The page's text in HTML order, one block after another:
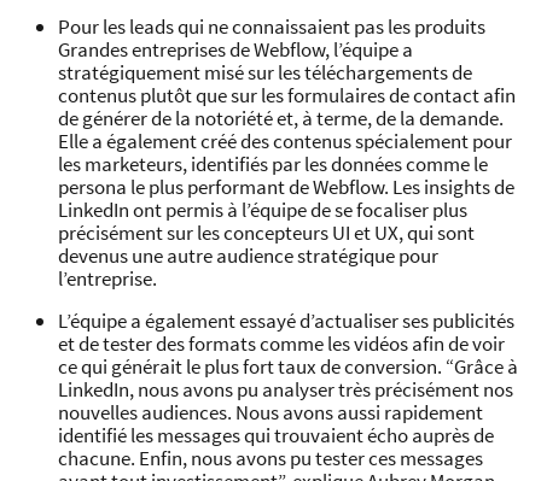
Pour les leads qui ne connaissaient pas les produits
Grandes entreprises de Webflow, l’équipe a
stratégiquement misé sur les téléchargements de
contenus plutôt que sur les formulaires de contact afin
de générer de la notoriété et, à terme, de la demande.
Elle a également créé des contenus spécialement pour
les marketeurs, identifiés par les données comme le
persona le plus performant de Webflow. Les insights de
LinkedIn ont permis à l’équipe de se focaliser plus
précisément sur les concepteurs UI et UX, qui sont
devenus une autre audience stratégique pour
l’entreprise.
L’équipe a également essayé d’actualiser ses publicités
et de tester des formats comme les vidéos afin de voir
ce qui générait le plus fort taux de conversion. “Grâce à
LinkedIn, nous avons pu analyser très précisément nos
nouvelles audiences. Nous avons aussi rapidement
identifié les messages qui trouvaient écho auprès de
chacune. Enfin, nous avons pu tester ces messages